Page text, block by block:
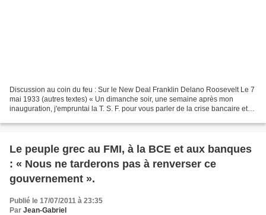
Discussion au coin du feu : Sur le New Deal Franklin Delano Roosevelt Le 7
mai 1933 (autres textes) « Un dimanche soir, une semaine après mon
inauguration, j'empruntai la T. S. F. pour vous parler de la crise bancaire et
Le peuple grec au FMI, à la BCE et aux banques
: « Nous ne tarderons pas à renverser ce
gouvernement ».
Publié le 17/07/2011 à 23:35
Par Jean-Gabriel